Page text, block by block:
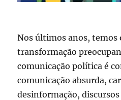
Nos últimos anos, temos
transformação
comunicação política é
comunicação absurda,
desinformação,